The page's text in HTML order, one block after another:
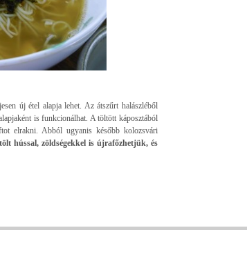
új étel alapja lehet. Az átszűrt halászléből
is funkcionálhat. A töltött káposztából
elrakni. Abból ugyanis később kolozsvári
hússal, zöldségekkel is újrafőzhetjük, és